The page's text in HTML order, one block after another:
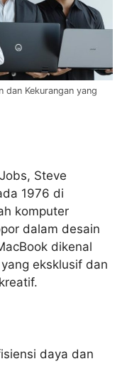
dan Kekurangan yang
Steve
1976 di
komputer
dalam desain
dikenal
eksklusif dan
daya dan